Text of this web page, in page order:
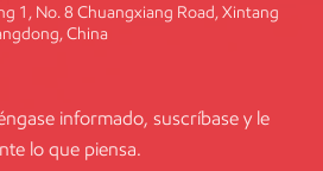
1, No. 8 Chuangxiang Road, Xintang
China
informado, suscríbase y le
lo que piensa.